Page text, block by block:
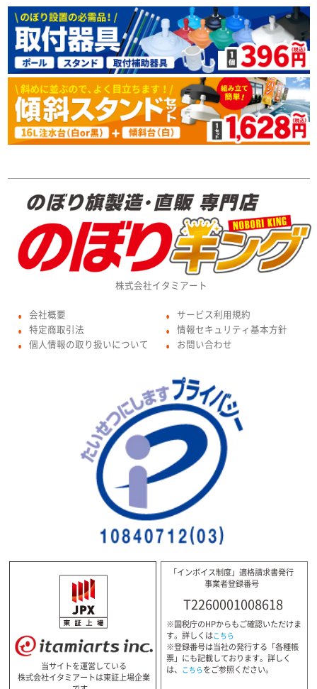
株式会社イタミアート
● 会社概要
● 特定商取引法
● 個人情報の取り扱いについて
● サービス利用規約
● 情報セキュリティ基本方針
● お問い合わせ
当サイトを運営している
株式会社イタミアートは東証上場企業
「インボイス制度」適格請求書発行
事業者登録番号
T2260001008618
※国税庁のHPからもご確認いただけま
す。詳しくはこちら
※登録番号は当社の発行する「各種帳
票」にも記載しております。詳しく
は、 こちらをご参照ください。